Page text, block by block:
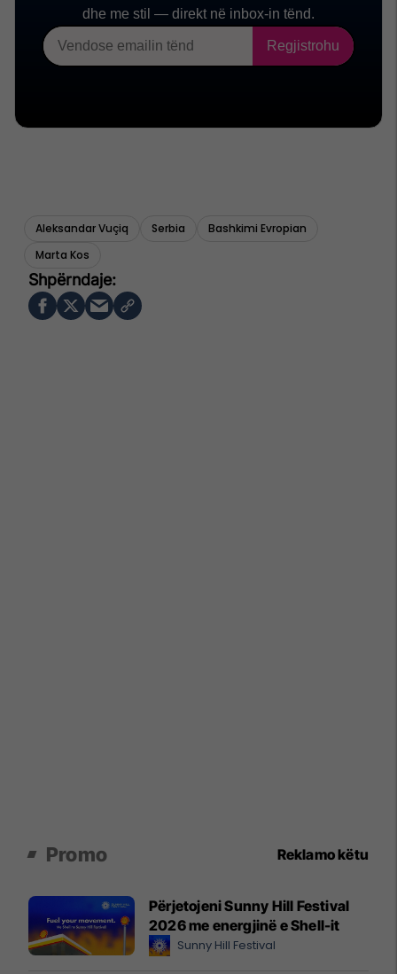
Aleksandar Vuçiq Serbia
Bashkimi Evropian
Marta Kos
Promo Reklamo këtu
Përjetojeni Sunny Hill Festival
2026 me energjinë e Shell-it
Sunny Hill Festival